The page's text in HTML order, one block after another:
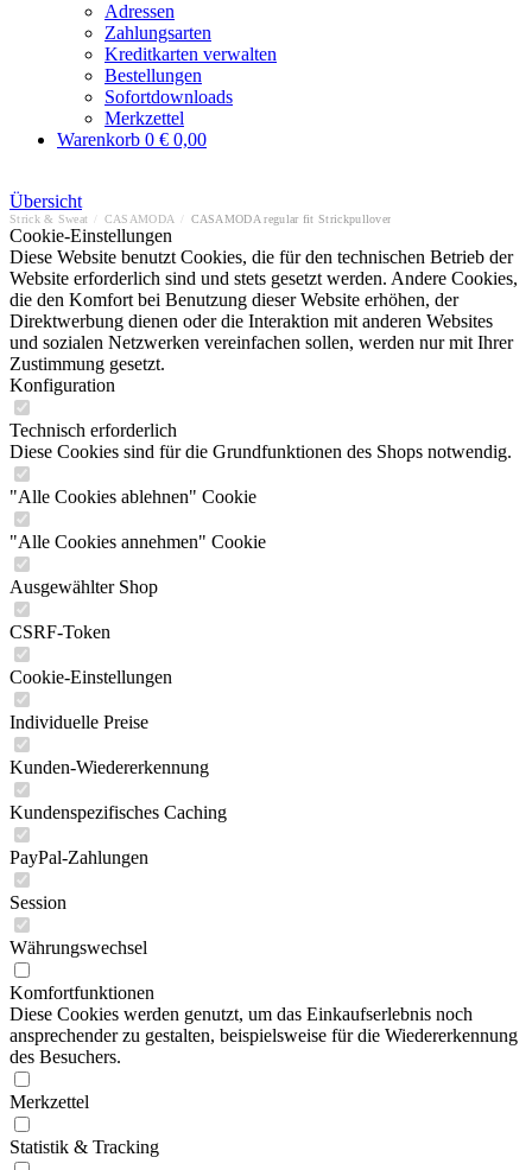
Adressen
Zahlungsarten
Kreditkarten verwalten
Bestellungen
Sofortdownloads
Merkzettel
Warenkorb 0 € 0,00
Übersicht
Strick & Sweat CASAMODA CASAMODA regular fit Strickpullover
Cookie-Einstellungen
Diese Website benutzt Cookies, die für den technischen Betrieb der
Website erforderlich sind und stets gesetzt werden. Andere Cookies,
die den Komfort bei Benutzung dieser Website erhöhen, der
Direktwerbung dienen oder die Interaktion mit anderen Websites
und sozialen Netzwerken vereinfachen sollen, werden nur mit Ihrer
Zustimmung gesetzt.
Konfiguration
Technisch erforderlich
Diese Cookies sind für die Grundfunktionen des Shops notwendig.
"Alle Cookies ablehnen" Cookie
"Alle Cookies annehmen" Cookie
Ausgewählter Shop
CSRF-Token
Cookie-Einstellungen
Individuelle Preise
Kunden-Wiedererkennung
Kundenspezifisches Caching
PayPal-Zahlungen
Session
Währungswechsel
Komfortfunktionen
Diese Cookies werden genutzt, um das Einkaufserlebnis noch
ansprechender zu gestalten, beispielsweise für die Wiedererkennung
des Besuchers.
Merkzettel
Statistik & Tracking